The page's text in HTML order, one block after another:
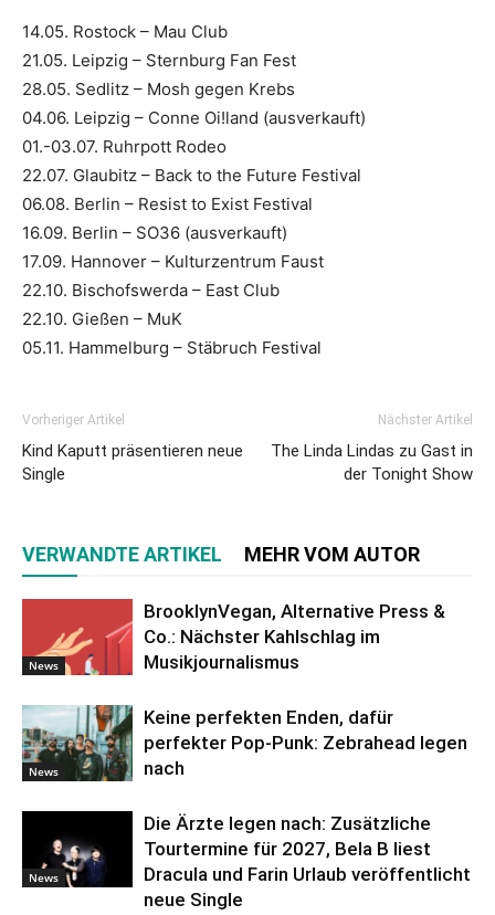
14.05. Rostock – Mau Club
21.05. Leipzig – Sternburg Fan Fest
28.05. Sedlitz – Mosh gegen Krebs
04.06. Leipzig – Conne Oi!land (ausverkauft)
01.-03.07. Ruhrpott Rodeo
22.07. Glaubitz – Back to the Future Festival
06.08. Berlin – Resist to Exist Festival
16.09. Berlin – SO36 (ausverkauft)
17.09. Hannover – Kulturzentrum Faust
22.10. Bischofswerda – East Club
22.10. Gießen – MuK
05.11. Hammelburg – Stäbruch Festival
Vorheriger Artikel
Kind Kaputt präsentieren neue
Single
Nächster Artikel
The Linda Lindas zu Gast in
der Tonight Show
VERWANDTE ARTIKEL MEHR VOM AUTOR
News
BrooklynVegan, Alternative Press &
Co.: Nächster Kahlschlag im
Musikjournalismus
News
Keine perfekten Enden, dafür
perfekter Pop-Punk: Zebrahead legen
nach
News
Die Ärzte legen nach: Zusätzliche
Tourtermine für 2027, Bela B liest
Dracula und Farin Urlaub veröffentlicht
neue Single